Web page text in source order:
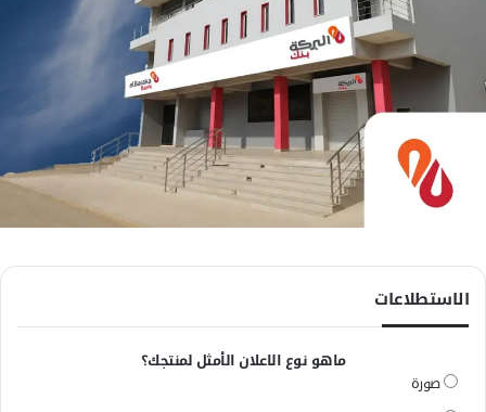
الاستطلاعات
ماهو نوع الاعلان الأمثل لمنتجك؟
صورة